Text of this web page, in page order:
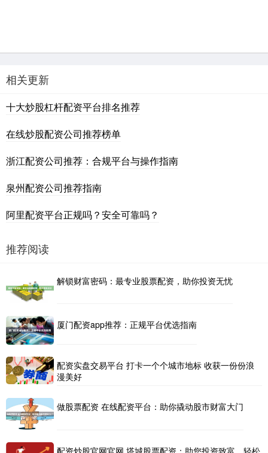
相关更新
十大炒股杠杆配资平台排名推荐
在线炒股配资公司推荐榜单
浙江配资公司推荐：合规平台与操作指南
泉州配资公司推荐指南
阿里配资平台正规吗？安全可靠吗？
推荐阅读
解锁财富密码：最专业股票配资，助你投资无忧
厦门配资app推荐：正规平台优选指南
配资实盘交易平台 打卡一个个城市地标 收获一份份浪
漫美好
做股票配资 在线配资平台：助你撬动股市财富大门
配资炒股官网官网 塔城股票配资：助您投资致富，轻松